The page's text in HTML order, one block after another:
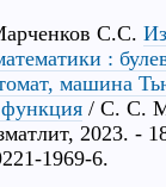
С.С.
:
машина
функция / С. С.
2023. -
1969-6.